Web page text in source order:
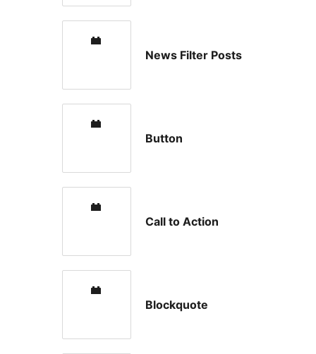
News Filter Posts
Button
Call to Action
Blockquote